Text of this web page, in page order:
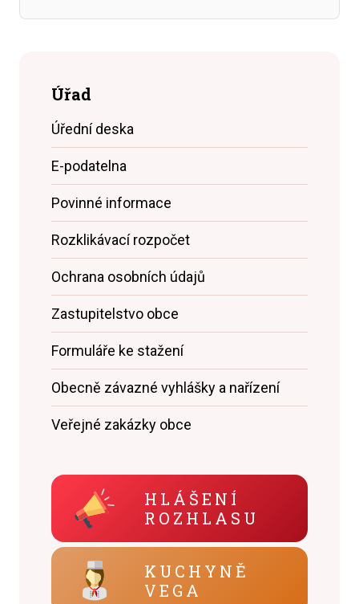
Úřad
Úřední deska
E-podatelna
Povinné informace
Rozklikávací rozpočet
Ochrana osobních údajů
Zastupitelstvo obce
Formuláře ke stažení
Obecně závazné vyhlášky a nařízení
Veřejné zakázky obce
HLÁŠENÍ
ROZHLASU
KUCHYNĚ
VEGA